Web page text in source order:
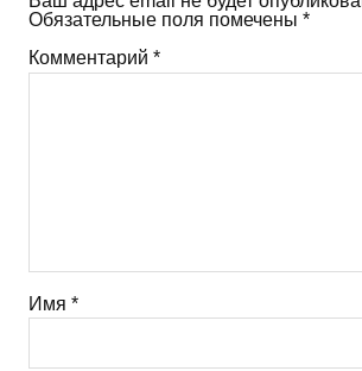
Обязательные поля помечены *
Комментарий *
Имя *